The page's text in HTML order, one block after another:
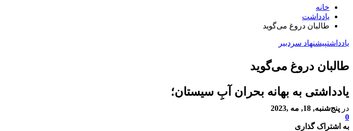
خانه
یادداشت
طالبان دروغ می‌گوید
یادداشتپیشنهاد سردبیر
طالبان دروغ می‌گوید
یادداشتی به بهانه بحران آبِ سیستان؛
در پنج‌شنبه, 18, مه ,2023
0
به اشتراک گذاری